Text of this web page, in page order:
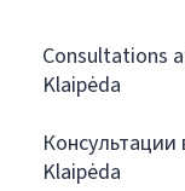
Consultations
Klaipėda
Klaipėda